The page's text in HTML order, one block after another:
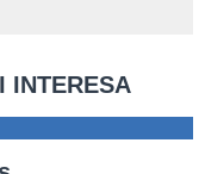
INTERESA